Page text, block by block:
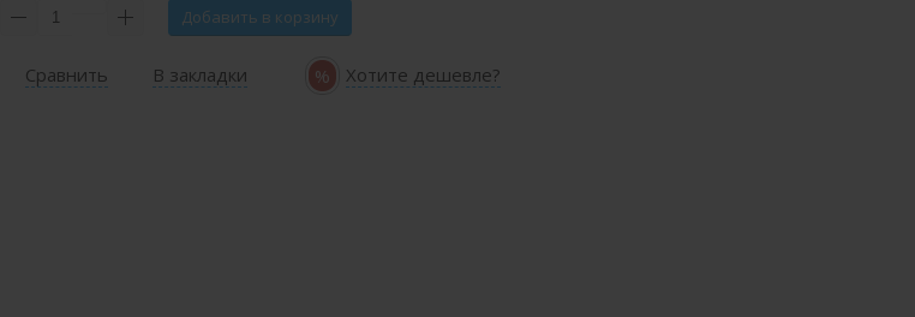
Добавить в корзину
Сравнить В закладки % Хотите дешевле?